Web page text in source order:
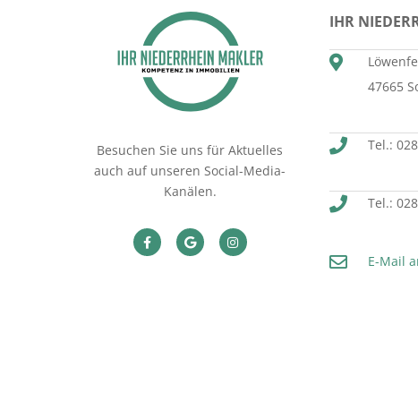
Besuchen Sie uns für Aktuelles
auch auf unseren Social-Media-
Kanälen.
IHR
47665
Tel.:
Tel.:
E-Mail